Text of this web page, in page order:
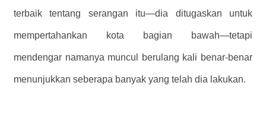
terbaik tentang serangan itu—dia ditugaskan untuk
mempertahankan kota bagian bawah—tetapi
mendengar namanya muncul berulang kali benar-benar
menunjukkan seberapa banyak yang telah dia lakukan.